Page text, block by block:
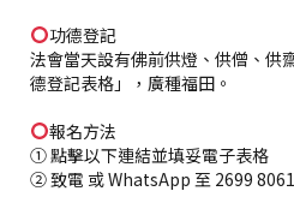
功德登記
法會當天設有佛前供燈、供僧、供
德登記表格」，廣種福田。
報名方法
① 點擊以下連結並填妥電子表格
② 致電 或 WhatsApp 至 2699 8061